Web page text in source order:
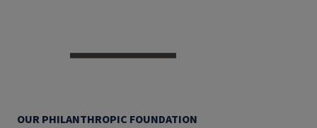
OUR PHILANTHROPIC FOUNDATION